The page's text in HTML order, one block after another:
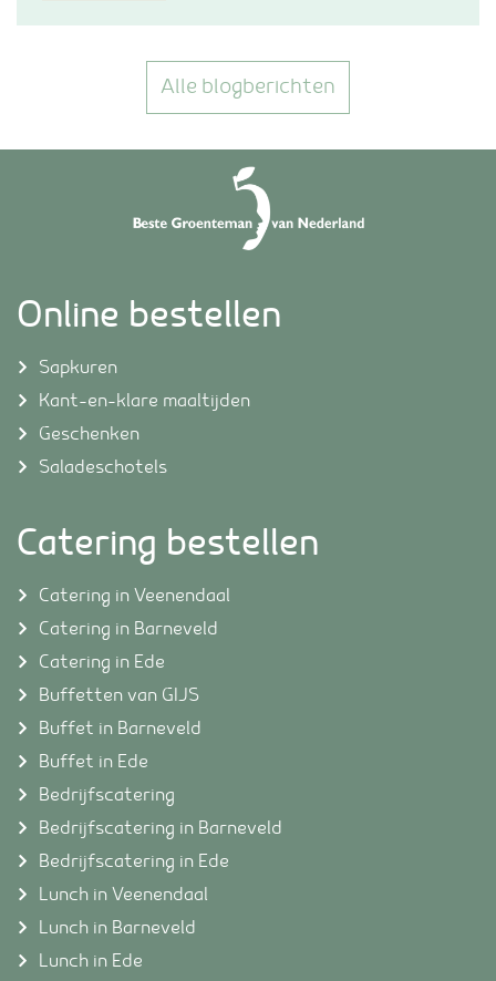
Alle blogberichten
Online bestellen
Sapkuren
Kant-en-klare maaltijden
Geschenken
Saladeschotels
Catering bestellen
Catering in Veenendaal
Catering in Barneveld
Catering in Ede
Buffetten van GIJS
Buffet in Barneveld
Buffet in Ede
Bedrijfscatering
Bedrijfscatering in Barneveld
Bedrijfscatering in Ede
Lunch in Veenendaal
Lunch in Barneveld
Lunch in Ede